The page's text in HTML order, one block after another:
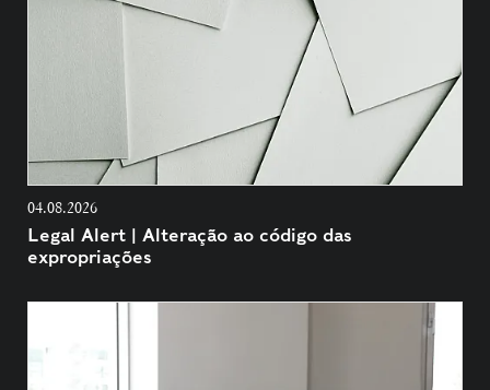
04.08.2026
Legal Alert | Alteração ao código das
expropriações